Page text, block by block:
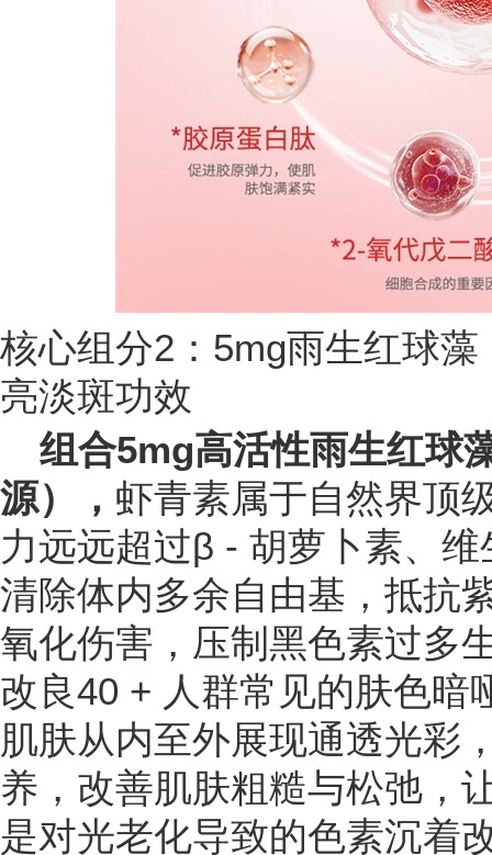
核心组分2：5mg雨生红球
亮淡斑功效
组合5mg高活性雨生红球
源）， 虾青素属于自然界顶
力远远超过β - 胡萝卜素、
清除体内多余自由基，抵抗
氧化伤害，压制黑色素过多
改良40 + 人群常见的肤色暗
肌肤从内至外展现通透光彩
养，改善肌肤粗糙与松弛，
是对光老化导致的色素沉着